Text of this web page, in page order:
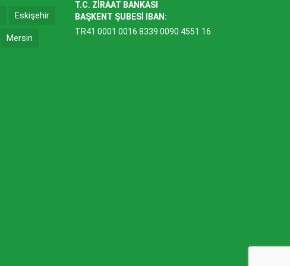
Eskişehir
Mersin
T.C. ZİRAAT BANKASI
BAŞKENT ŞUBESİ IBAN:
TR41 0001 0016 8339 0090 4551 16